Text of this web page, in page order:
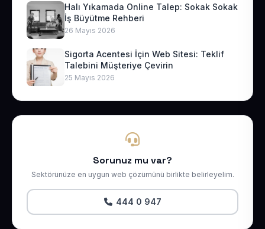
Halı Yıkamada Online Talep: Sokak Sokak
İş Büyütme Rehberi
26 Mayıs 2026
Sigorta Acentesi İçin Web Sitesi: Teklif
Talebini Müşteriye Çevirin
25 Mayıs 2026
Sorunuz mu var?
Sektörünüze en uygun web çözümünü birlikte belirleyelim.
444 0 947